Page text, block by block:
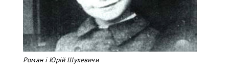
Роман і Юрій Шухевичи